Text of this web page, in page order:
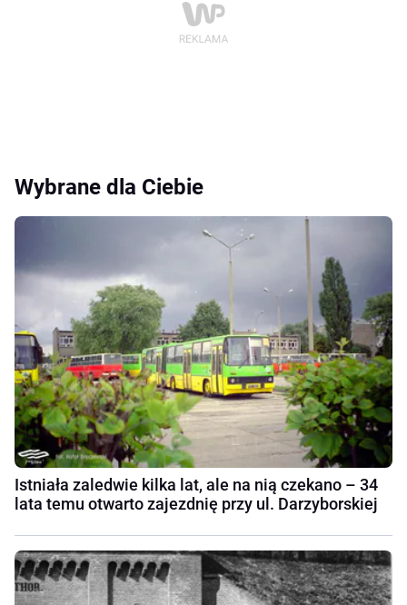
Wybrane dla Ciebie
Istniała zaledwie kilka lat, ale na nią czekano – 34
lata temu otwarto zajezdnię przy ul. Darzyborskiej